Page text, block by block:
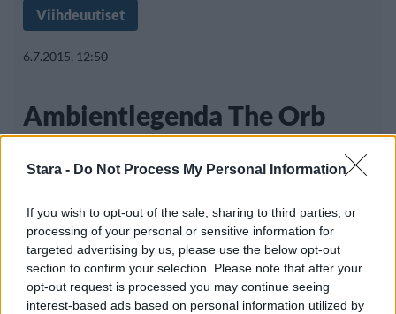
Stara - Do Not Process My Personal Information
If you wish to opt-out of the sale, sharing to third parties, or
processing of your personal or sensitive information for
targeted advertising by us, please use the below opt-out
section to confirm your selection. Please note that after your
opt-out request is processed you may continue seeing
interest-based ads based on personal information utilized by
Viihdeuutiset
6.7.2015, 12:50
Ambientlegenda The Orb
Vastikään uuden albumin julkaissut
brittiläinen elektronisen musiikin legenda
The Orb